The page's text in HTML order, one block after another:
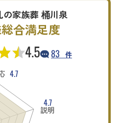
の家族葬 桶川泉
合満足度
4.5 83 件
4.7
4.7
説明